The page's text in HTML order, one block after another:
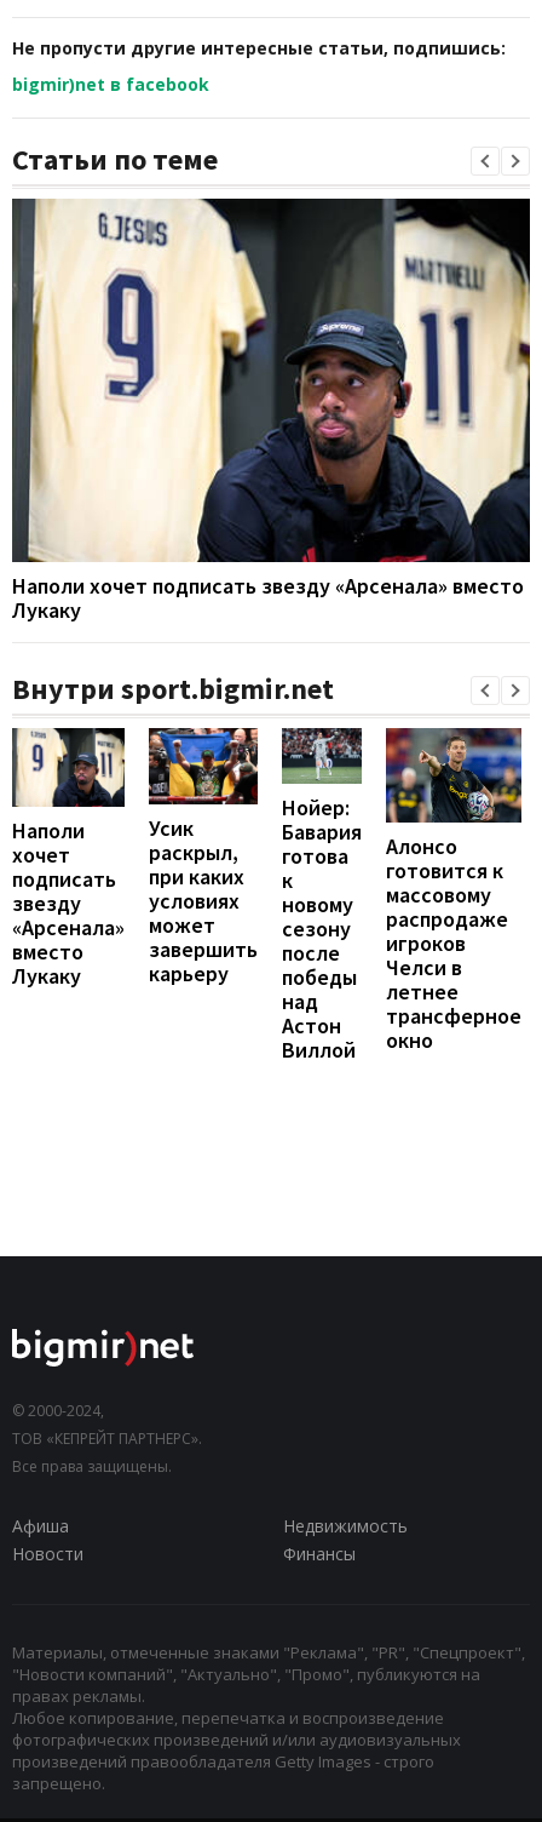
Не пропусти другие интересные статьи, подпишись:
bigmir)net в facebook
Статьи по теме
Наполи хочет подписать звезду «Арсенала» вместо
Лукаку
Внутри sport.bigmir.net
Наполи
хочет
подписать
звезду
«Арсенала»
вместо
Лукаку
Усик
раскрыл,
при каких
условиях
может
завершить
карьеру
Нойер:
Бавария
готова
к
новому
сезону
после
победы
над
Астон
Виллой
Алонсо
готовится к
массовому
распродаже
игроков
Челси в
летнее
трансферное
окно
© 2000-2024,
ТОВ «КЕПРЕЙТ ПАРТНЕРС».
Все права защищены.
Афиша
Недвижимость
Новости
Финансы
Материалы, отмеченные знаками "Реклама", "PR", "Спецпроект",
"Новости компаний", "Актуально", "Промо", публикуются на
правах рекламы.
Любое копирование, перепечатка и воспроизведение
фотографических произведений и/или аудиовизуальных
произведений правообладателя Getty Images - строго
запрещено.